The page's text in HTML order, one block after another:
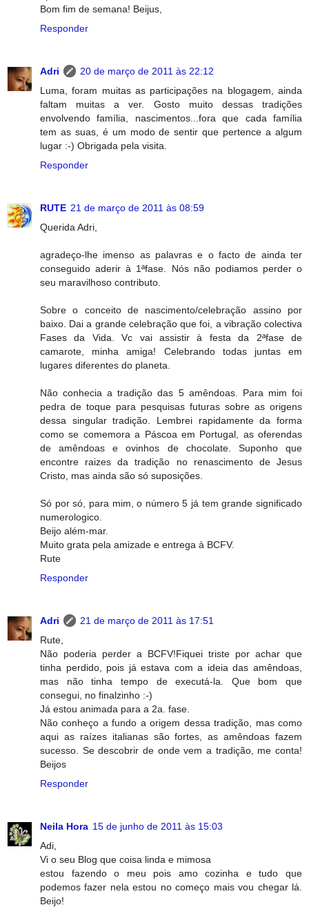
Bom fim de semana! Beijus,
Responder
Adri
20 de março de 2011 às 22:12
Luma, foram muitas as participações na blogagem, ainda
faltam muitas a ver. Gosto muito dessas tradições
envolvendo família, nascimentos...fora que cada família
tem as suas, é um modo de sentir que pertence a algum
lugar :-) Obrigada pela visita.
Responder
RUTE 21 de março de 2011 às 08:59
Querida Adri,
agradeço-lhe imenso as palavras e o facto de ainda ter
conseguido aderir à 1ªfase. Nós não podiamos perder o
seu maravilhoso contributo.
Sobre o conceito de nascimento/celebração assino por
baixo. Dai a grande celebração que foi, a vibração colectiva
Fases da Vida. Vc vai assistir à festa da 2ªfase de
camarote, minha amiga! Celebrando todas juntas em
lugares diferentes do planeta.
Não conhecia a tradição das 5 amêndoas. Para mim foi
pedra de toque para pesquisas futuras sobre as origens
dessa singular tradição. Lembrei rapidamente da forma
como se comemora a Páscoa em Portugal, as oferendas
de amêndoas e ovinhos de chocolate. Suponho que
encontre raizes da tradição no renascimento de Jesus
Cristo, mas ainda são só suposições.
Só por só, para mim, o número 5 já tem grande significado
numerologico.
Beijo além-mar.
Muito grata pela amizade e entrega à BCFV.
Rute
Responder
Adri
21 de março de 2011 às 17:51
Rute,
Não poderia perder a BCFV!Fiquei triste por achar que
tinha perdido, pois já estava com a ideia das amêndoas,
mas não tinha tempo de executá-la. Que bom que
consegui, no finalzinho :-)
Já estou animada para a 2a. fase.
Não conheço a fundo a origem dessa tradição, mas como
aqui as raízes italianas são fortes, as amêndoas fazem
sucesso. Se descobrir de onde vem a tradição, me conta!
Beijos
Responder
Neila Hora 15 de junho de 2011 às 15:03
Adi,
Vi o seu Blog que coisa linda e mimosa
estou fazendo o meu pois amo cozinha e tudo que
podemos fazer nela estou no começo mais vou chegar lá.
Beijo!